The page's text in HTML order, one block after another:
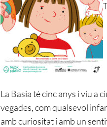
La Basia té cinc anys i viu a
vegades, com qualsevol
amb curiositat i amb un